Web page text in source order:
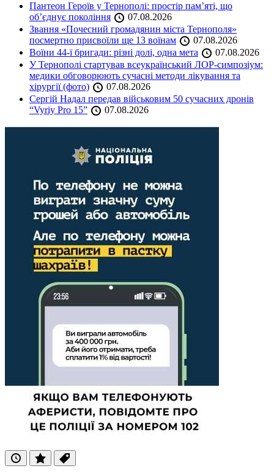
Пантеон Героїв у Тернополі: простір пам’яті, що
об’єднує покоління
07.08.2026
Звання «Почесний громадянин міста Тернополя»
посмертно присвоїли ще 13 воїнам
07.08.2026
Воїни 44-ї бригади: різні долі, одна мета
07.08.2026
У Тернополі стартував всеукраїнський ЛОР-симпозіум:
медики обговорюють сучасні методи лікування та
хірургії (фото)
07.08.2026
Сергій Надал передав військовим 50 сучасних дронів
“Vyriy Pro 15”
07.08.2026
ОстанніПопулярні
Теги